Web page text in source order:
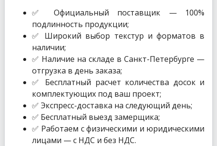
✅ Официальный поставщик — 100%
подлинность продукции;
✅ Широкий выбор текстур и форматов в
наличии;
✅ Наличие на складе в Санкт-Петербурге —
отгрузка в день заказа;
✅ Бесплатный расчет количества досок и
комплектующих под ваш проект;
✅ Экспресс-доставка на следующий день;
✅ Бесплатный выезд замерщика;
✅ Работаем с физическими и юридическими
лицами — с НДС и без НДС.